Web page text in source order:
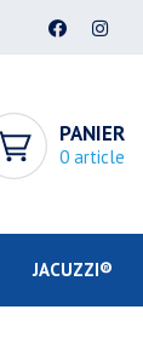
PANIER
0 article
JACUZZI®